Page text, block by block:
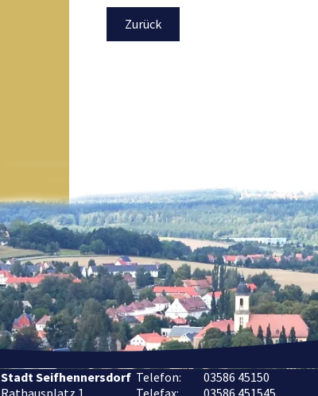
Zurück
Stadt Seifhennersdorf
Rathausplatz 1
Telefon:
03586 45150
Telefax:
03586 451545